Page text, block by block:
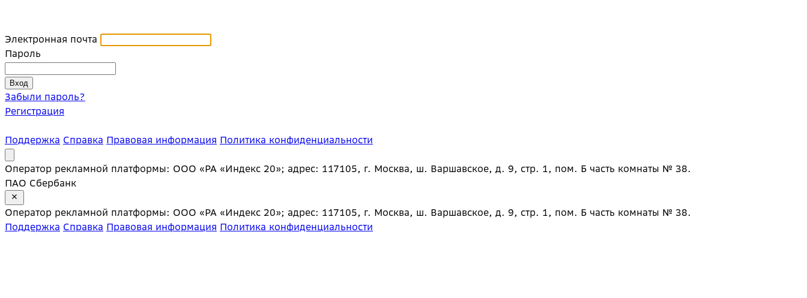
Электронная почта
Пароль
Забыли пароль?
Регистрация
Поддержка Справка Правовая информация Политика конфиденциальности
Оператор рекламной платформы: ООО «РА «Индекс 20»; адрес: 117105, г. Москва, ш. Варшавское, д. 9, стр. 1, пом. Б часть комнаты № 38.
ПАО Сбербанк
Оператор рекламной платформы: ООО «РА «Индекс 20»; адрес: 117105, г. Москва, ш. Варшавское, д. 9, стр. 1, пом. Б часть комнаты № 38.
Поддержка Справка Правовая информация Политика конфиденциальности